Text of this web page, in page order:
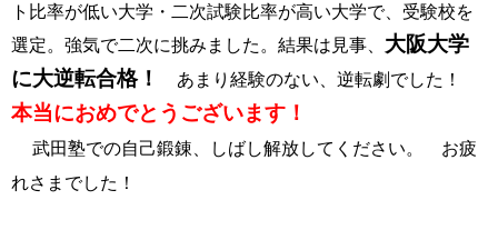
ト比率が低い大学・二次試験比率が高い大学で、受験校を
選定。強気で二次に挑みました。結果は見事、 大阪大学
に大逆転合格！
あまり経験のない、逆転劇でした！
本当におめでとうございます！
武田塾での自己鍛錬、しばし解放してください。 お疲
れさまでした！